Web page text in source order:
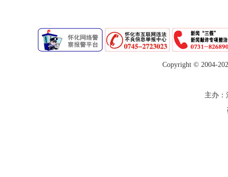
Copyright © 2004-
主办：